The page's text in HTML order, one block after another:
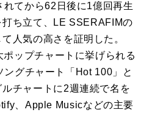
てから62日後に1億回再生
ち立て、LE SSERAFIMの
人気の高さを証明した。
ポップチャートに挙げられる
グチャート「Hot 100」と
チャートに2週連続で名を
、Apple Musicなどの主要